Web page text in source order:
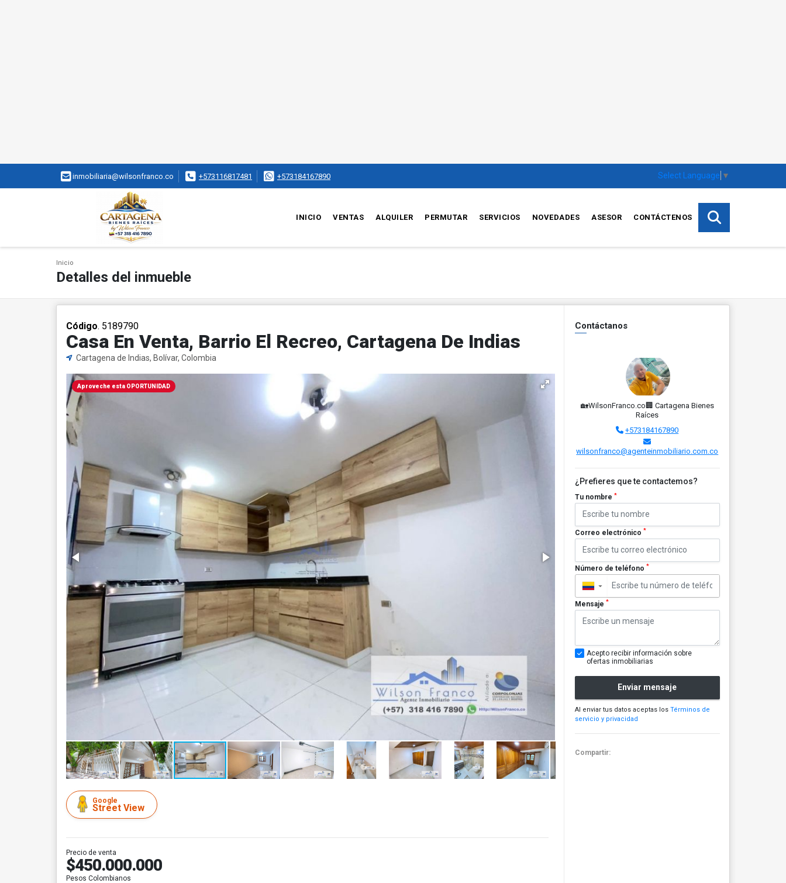
inmobiliaria@wilsonfranco.co +573116817481 +573184167890 Select Language ▼
INICIO VENTAS ALQUILER PERMUTAR SERVICIOS NOVEDADES ASESOR CONTÁCTENOS
Inicio
Detalles del inmueble
Código. 5189790
Casa En Venta, Barrio El Recreo, Cartagena De Indias
Cartagena de Indias, Bolívar, Colombia
Aproveche esta OPORTUNIDAD
Google
Street View
Precio de venta
$450.000.000
Pesos Colombianos
Contáctanos
🏡WilsonFranco.co🏢 Cartagena Bienes
Raíces
+573184167890
wilsonfranco@agenteinmobiliario.com.co
¿Prefieres que te contactemos?
Tu nombre *
Correo electrónico *
Número de teléfono *
▼
Mensaje *
Acepto recibir información sobre
ofertas inmobiliarias
Enviar mensaje
Al enviar tus datos aceptas los Términos de
servicio y privacidad
Compartir: